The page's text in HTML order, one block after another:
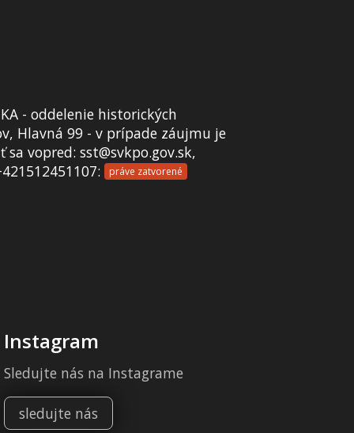
- oddelenie historických
Hlavná 99 - v prípade záujmu je
vopred: sst@svkpo.gov.sk,
práve zatvorené
Instagram
Sledujte nás na Instagrame
sledujte nás